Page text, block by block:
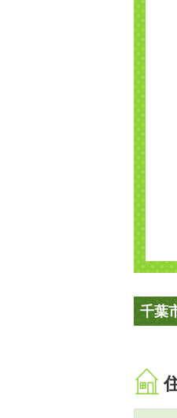
千葉